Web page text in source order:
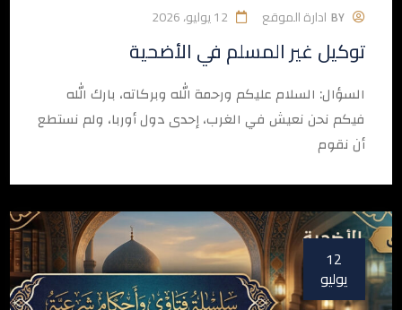
BY ادارة الموقع 12 يوليو، 2026
توكيل غير المسلم في الأضحية
السؤال: السلام عليكم ورحمة الله وبركاته، بارك الله
فيكم نحن نعيش في الغرب، إحدى دول أوربا، ولم نستطع
أن نقوم
12
يوليو